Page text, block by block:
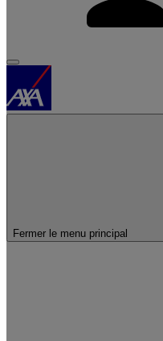
Fermer le menu principal